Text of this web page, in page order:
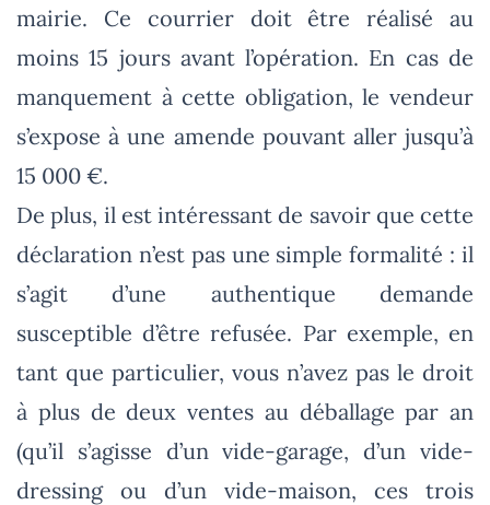
mairie. Ce courrier doit être réalisé au
moins 15 jours avant l’opération. En cas de
manquement à cette obligation, le vendeur
s’expose à une amende pouvant aller jusqu’à
15 000 €.
De plus, il est intéressant de savoir que cette
déclaration n’est pas une simple formalité : il
s’agit d’une authentique demande
susceptible d’être refusée. Par exemple, en
tant que particulier, vous n’avez pas le droit
à plus de deux ventes au déballage par an
(qu’il s’agisse d’un vide-garage, d’un vide-
dressing ou d’un vide-maison, ces trois